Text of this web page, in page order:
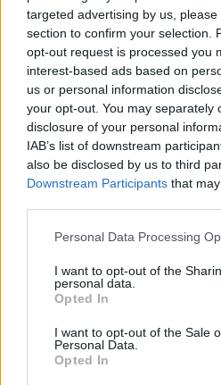
targeted advertising by us,
section to confirm your selection.
opt-out request is processed you
interest-based ads based on
us or personal information
your opt-out. You may separately
disclosure of your personal
IAB’s list of downstream
also be disclosed by us to third
Downstream Participants that
Personal Data Processing
I want to opt-out of the
personal data.
Opted In
I want to opt-out of the Sale
Personal Data.
Opted In
Este jogo foi desenvolvido por
Etiquetas
JOGOS DE AVENTURAS
JOGOS DE AÇÃO
JOGOS DE ESTRATÉGIA
JOGOS DE HABILIDADE
JOGOS DE PLATAFORMAS